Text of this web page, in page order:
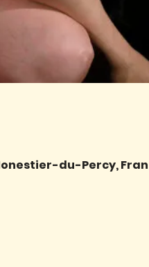
du-Percy,